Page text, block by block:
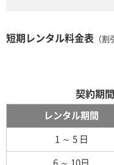
短期レンタル料金表 （割
契約期
レンタル期間
1 ～ 5 日
6 ～ 10日